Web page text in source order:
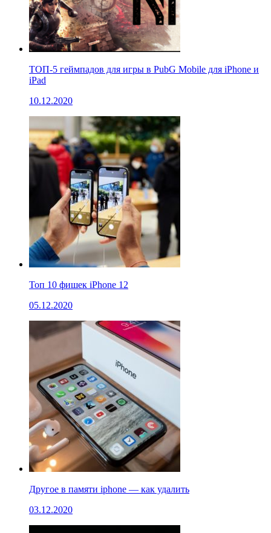
ТОП-5 геймпадов для игры в PubG Mobile для iPhone и
iPad
10.12.2020
Топ 10 фишек iPhone 12
05.12.2020
Другое в памяти iphone — как удалить
03.12.2020